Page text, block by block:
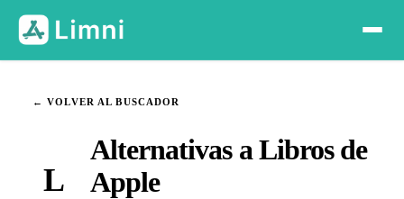
← VOLVER AL BUSCADOR
L
Alternativas a Libros de
Apple